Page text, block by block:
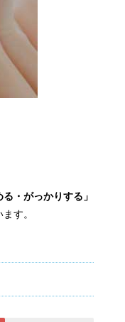
る・がっかりする」
す。